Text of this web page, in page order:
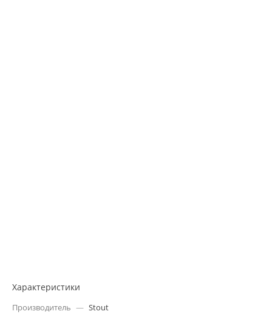
Характеристики
Производитель — Stout